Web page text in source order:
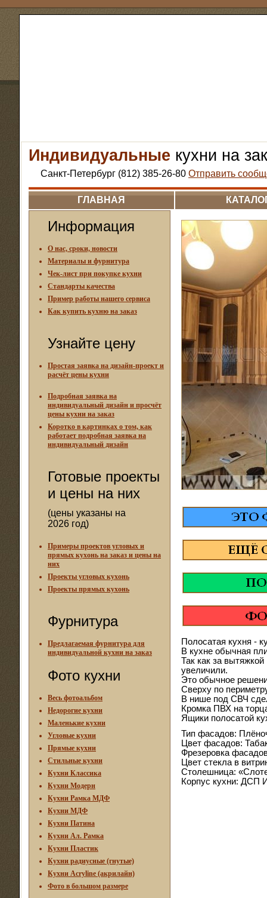
Индивидуальные кухни на
Санкт-Петербург (812) 385-26-80 Отправить
ГЛАВНАЯ
Информация
О нас, сроки, новости
Материалы и фурнитура
Чек-лист при покупке кухни
Стандарты качества
Пример работы нашего сервиса
Как купить кухню на заказ
Узнайте цену
Простая заявка на дизайн-проект и
расчёт цены кухни
Подробная заявка на
индивидуальный дизайн и просчёт
цены кухни на заказ
Коротко в картинках о том, как
работает подробная заявка на
индивидуальный дизайн
Готовые проекты
и цены на них
(цены указаны на
2026 год)
Примеры проектов угловых и
прямых кухонь на заказ и цены на
них
Проекты угловых кухонь
Проекты прямых кухонь
Фурнитура
Предлагаемая фурнитура для
индивидуальной кухни на заказ
Фото кухни
Весь фотоальбом
Недорогие кухни
Маленькие кухни
Угловые кухни
Прямые кухни
Стильные кухни
Кухни Классика
Кухни Модерн
Кухни Рамка МДФ
Кухни МДФ
Кухни Патина
Кухни Ал. Рамка
Кухни Пластик
Кухни радиусные (гнутые)
Кухни Acryline (акрилайн)
Фото в большом размере
Полосатая кухня -
В кухне обычная
Так как за
увеличили.
Это обычное
Сверху по
В нише под СВЧ
Кромка ПВХ на
Ящики полосатой
Тип фасадов:
Цвет фасадов:
Фрезеровка
Цвет стекла в
Столешница:
Корпус кухни: ДСП